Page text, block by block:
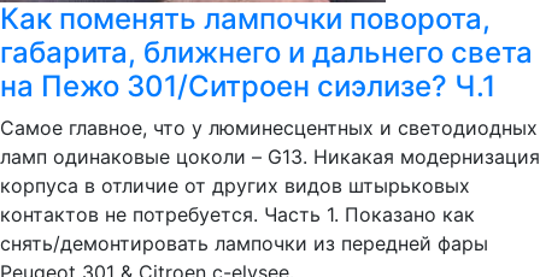
Как поменять лампочки поворота,
габарита, ближнего и дальнего света
на Пежо 301/Ситроен сиэлизе? Ч.1
Самое главное, что у люминесцентных и светодиодных
ламп одинаковые цоколи – G13. Никакая модернизация
корпуса в отличие от других видов штырьковых
контактов не потребуется. Часть 1. Показано как
снять/демонтировать лампочки из передней фары
Peugeot 301 & Citroen c-elysee.